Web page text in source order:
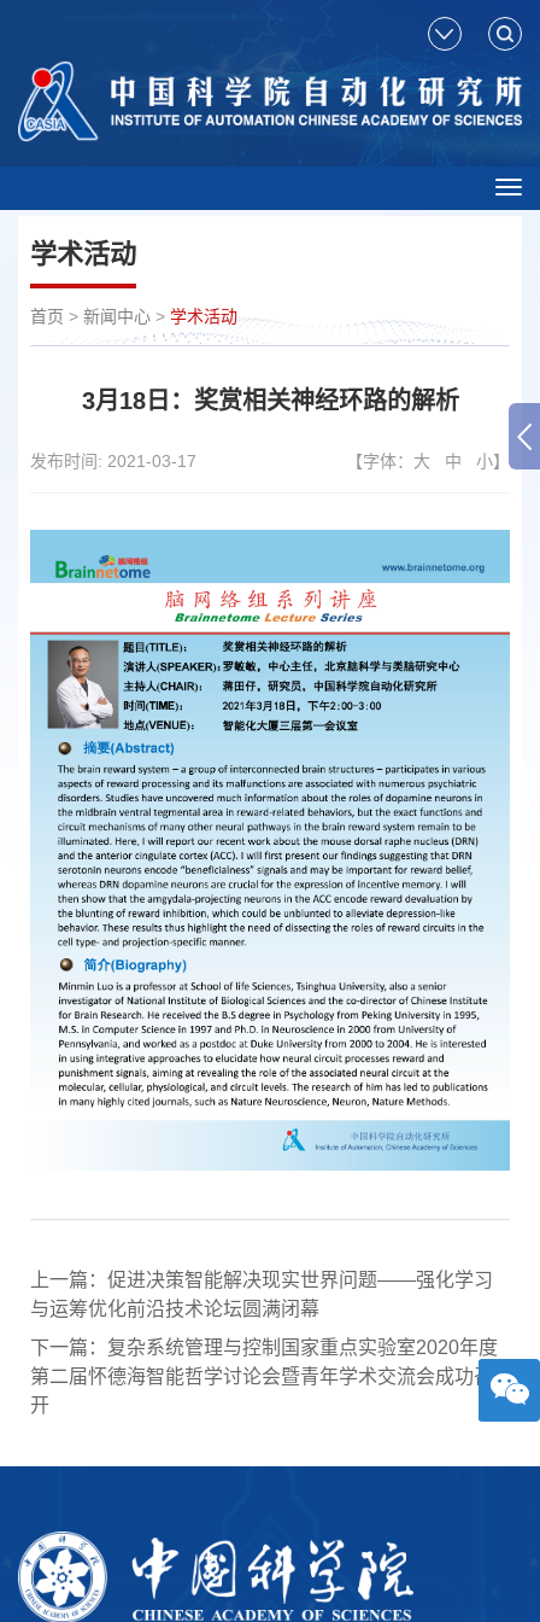
学术活动
首页 > 新闻中心 > 学术活动
3月18日：奖赏相关神经环路的解析
发布时间: 2021-03-17 【字体： 大 中 小】
上一篇：促进决策智能解决现实世界问题——强化学习
与运筹优化前沿技术论坛圆满闭幕
下一篇：复杂系统管理与控制国家重点实验室2020年度
第二届怀德海智能哲学讨论会暨青年学术交流会成功召
开